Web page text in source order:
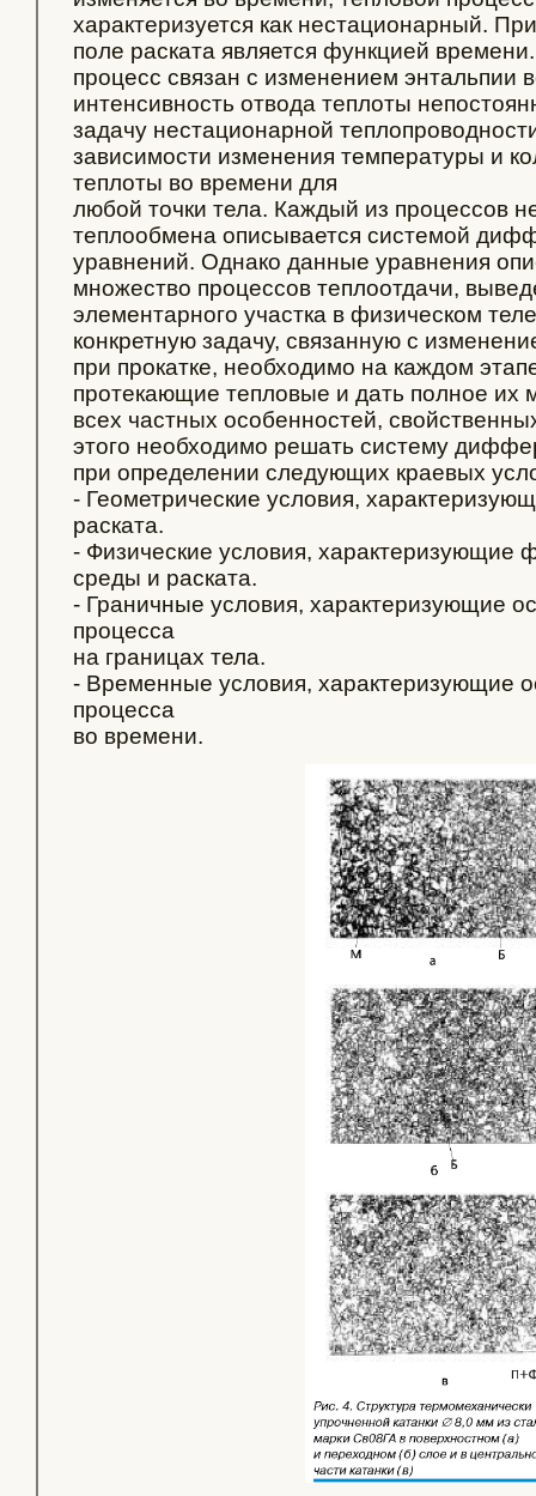
характеризуется как нестационарный.
поле раската является функцией
процесс связан с изменением энтальпии
интенсивность отвода теплоты
задачу нестационарной
зависимости изменения температуры и
теплоты во времени для
любой точки тела. Каждый из процессов
теплообмена описывается системой
уравнений. Однако данные уравнения
множество процессов теплоотдачи,
элементарного участка в физическом
конкретную задачу, связанную с
при прокатке, необходимо на каждом
протекающие тепловые и дать полное их
всех частных особенностей,
этого необходимо решать систему
при определении следующих краевых
- Геометрические условия,
раската.
- Физические условия, характеризующие
среды и раската.
- Граничные условия, характеризующие
процесса
на границах тела.
- Временные условия, характеризующие
процесса
во времени.